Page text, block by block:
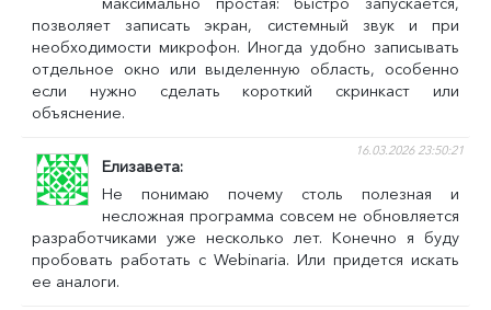
позволяет записать экран, системный звук и при
необходимости микрофон. Иногда удобно записывать
отдельное окно или выделенную область, особенно
если нужно сделать короткий скринкаст или
объяснение.
Елизавета
16.03.2026 23:50:21
Не понимаю почему столь полезная и
несложная программа совсем не обновляется
разработчиками уже несколько лет. Конечно я буду
пробовать работать с Webinaria. Или придется искать
ее аналоги.